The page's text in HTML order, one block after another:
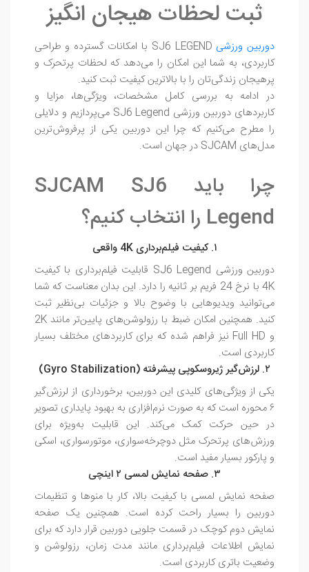
ثبت لحظات هیجان‌ انگیز
دوربین ورزشی
SJ6 LEGEND با امکانات گسترده و طراحی
کاربردی، به شما این امکان را می‌دهد که لحظات پرتحرک و
پرهیجان زندگی‌تان را با بالاترین کیفیت ثبت کنید.
در ادامه به بررسی کامل مشخصات، ویژگی‌ها، مزایا و
کاربردهای دوربین ورزشی SJ6 Legend می‌پردازیم و دلایلی
را مطرح می‌کنیم که چرا این دوربین یکی از پرفروش‌ترین
مدل‌های SJCAM در جهان است.
چرا باید SJCAM SJ6
Legend را انتخاب کنیم؟
۱. کیفیت فیلم‌برداری 4K واقعی
دوربین ورزشی SJ6 Legend قابلیت فیلم‌برداری با کیفیت
4K با نرخ 24 فریم بر ثانیه را دارد. این بدان معناست که شما
می‌توانید ویدیوهایی با وضوح بالا و جزئیات بی‌نظیر ثبت
کنید. همچنین امکان ضبط با رزولوشن‌های پایین‌تر مانند 2K
و Full HD نیز فراهم شده که برای کاربردهای مختلف بسیار
کاربردی است.
۲. لرزش‌گیر ژیروسکوپی پیشرفته (Gyro Stabilization)
یکی از ویژگی‌های کلیدی این دوربین، برخورداری از لرزش‌گیر
۶ محوره است که به صورت نرم‌افزاری به بهبود پایداری تصویر
در حین حرکت کمک می‌کند. این قابلیت به‌ویژه برای
ورزش‌های پرتحرک مثل دوچرخه‌سواری، موتورسواری، اسکی
و پارکور بسیار مفید است.
۳. صفحه نمایش لمسی ۲ اینچی
صفحه نمایش لمسی با کیفیت بالا، کار با منوها و تنظیمات
دوربین را بسیار راحت کرده است. همچنین یک صفحه
نمایش دوم کوچک در قسمت جلویی دوربین قرار دارد که برای
نمایش اطلاعات فیلم‌برداری مانند مدت زمان، رزولوشن و
وضعیت باتری کاربردی است.